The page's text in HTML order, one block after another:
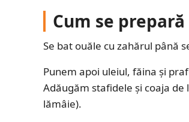
Cum se
Se bat ouăle cu zahărul până
Punem apoi uleiul, făina și
Adăugăm stafidele și coaja
lămâie).